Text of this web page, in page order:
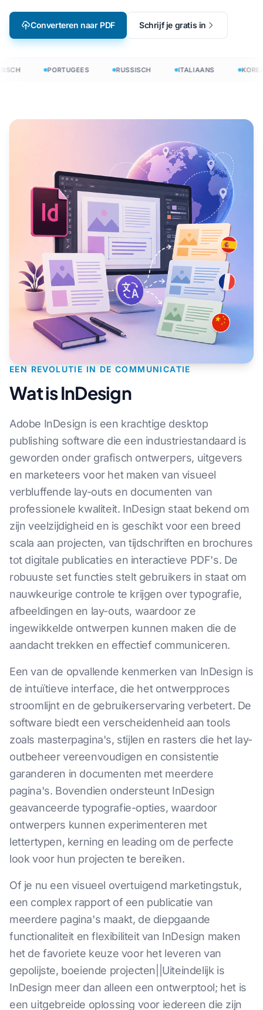
Converteren naar PDF Schrijf je gratis in
PORTUGEES RUSSISCH ITALIAANS
EEN REVOLUTIE IN DE COMMUNICATIE
Wat is InDesign
Adobe InDesign is een krachtige desktop
publishing software die een industriestandaard is
geworden onder grafisch ontwerpers, uitgevers
en marketeers voor het maken van visueel
verbluffende lay-outs en documenten van
professionele kwaliteit. InDesign staat bekend om
zijn veelzijdigheid en is geschikt voor een breed
scala aan projecten, van tijdschriften en brochures
tot digitale publicaties en interactieve PDF's. De
robuuste set functies stelt gebruikers in staat om
nauwkeurige controle te krijgen over typografie,
afbeeldingen en lay-outs, waardoor ze
ingewikkelde ontwerpen kunnen maken die de
aandacht trekken en effectief communiceren.
Een van de opvallende kenmerken van InDesign is
de intuïtieve interface, die het ontwerpproces
stroomlijnt en de gebruikerservaring verbetert. De
software biedt een verscheidenheid aan tools
zoals masterpagina's, stijlen en rasters die het lay-
outbeheer vereenvoudigen en consistentie
garanderen in documenten met meerdere
pagina's. Bovendien ondersteunt InDesign
geavanceerde typografie-opties, waardoor
ontwerpers kunnen experimenteren met
lettertypen, kerning en leading om de perfecte
look voor hun projecten te bereiken.
Of je nu een visueel overtuigend marketingstuk,
een complex rapport of een publicatie van
meerdere pagina's maakt, de diepgaande
functionaliteit en flexibiliteit van InDesign maken
het de favoriete keuze voor het leveren van
gepolijste, boeiende projecten||Uiteindelijk is
InDesign meer dan alleen een ontwerptool; het is
een uitgebreide oplossing voor iedereen die zijn